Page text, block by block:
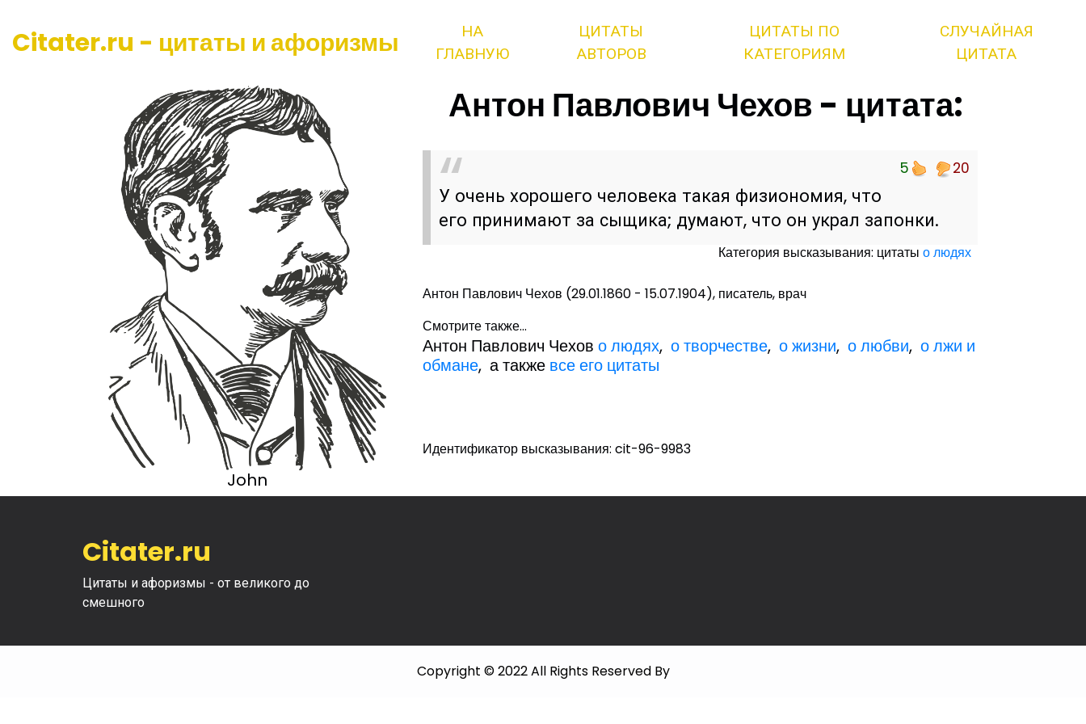
Citater.ru - цитаты и афоризмы
НА
ГЛАВНУЮ
ЦИТАТЫ
АВТОРОВ
ЦИТАТЫ ПО
КАТЕГОРИЯМ
СЛУЧАЙНАЯ
ЦИТАТА
John
Антон Павлович Чехов - цитата:
5 20
У очень хорошего человека такая физиономия, что
его принимают за сыщика; думают, что он украл запонки.
Категория высказывания: цитаты о людях
Антон Павлович Чехов (29.01.1860 - 15.07.1904), писатель, врач
Смотрите также...
Антон Павлович Чехово людях,о творчестве,о жизни,о любви,о лжи и
обмане, а также все его цитаты
Идентификатор высказывания: cit-96-9983
Citater.ru
Цитаты и афоризмы - от великого до
смешного
Copyright © 2022 All Rights Reserved By